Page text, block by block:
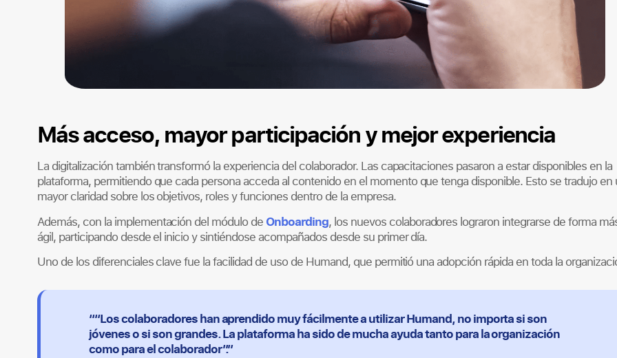
Más acceso, mayor participación y mejor experiencia
La digitalización también transformó la experiencia del colaborador. Las capacitaciones pasaron a estar disponibles en la
plataforma, permitiendo que cada persona acceda al contenido en el momento que tenga disponible. Esto se tradujo en
mayor claridad sobre los objetivos, roles y funciones dentro de la empresa.
Además, con la implementación del módulo de Onboarding, los nuevos colaboradores lograron integrarse de forma
ágil, participando desde el inicio y sintiéndose acompañados desde su primer día.
Uno de los diferenciales clave fue la facilidad de uso de Humand, que permitió una adopción rápida en toda la
““Los colaboradores han aprendido muy fácilmente a utilizar Humand, no importa si son
jóvenes o si son grandes. La plataforma ha sido de mucha ayuda tanto para la organización
como para el colaborador”.”